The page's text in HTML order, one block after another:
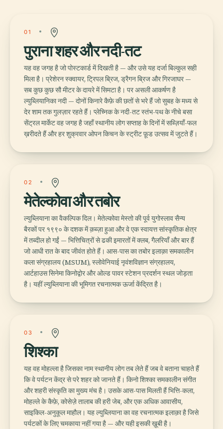
01
पुराना शहर और नदी-तट
यह वह जगह है जो पोस्टकार्ड में दिखती है — और उसे यह दर्जा बिल्कुल सही
मिला है। प्रेशेरन स्क्वायर, ट्रिपल ब्रिज, ड्रैगन ब्रिज और गिरजाघर —
सब कुछ कुछ सौ मीटर के दायरे में सिमटा है। पर असली आकर्षण है
ल्युब्लियानिका नदी — दोनों किनारे कैफ़े की छतों से भरे हैं जो सुबह के मध्य से
देर शाम तक गुलज़ार रहते हैं। प्लेच्निक के नदी-तट स्तंभ-पथ के नीचे बसा
सेंट्रल मार्केट वह जगह है जहाँ स्थानीय लोग सप्ताह के दिनों में सब्ज़ियाँ-फल
ख़रीदते हैं और हर शुक्रवार ओपन किचन के स्ट्रीट फ़ूड उत्सव में जुटते हैं।
02
मेतेल्कोवा और तबोर
ल्युब्लियाना का वैकल्पिक दिल। मेतेल्कोवा मेस्तो की पूर्व युगोस्लाव सैन्य
बैरकों पर १९९० के दशक में क़ब्ज़ा हुआ और वे एक स्वायत्त सांस्कृतिक क्षेत्र
में तब्दील हो गईं — भित्तिचित्रों से ढकी इमारतों में क्लब, गैलरियाँ और बार हैं
जो आधी रात के बाद जीवंत होते हैं। आस-पास का तबोर इलाक़ा समकालीन
कला संग्रहालय (MSUM), स्लोवेनियाई नृवंशविज्ञान संग्रहालय,
आर्टहाउस सिनेमा किनोद्वोर और ओल्ड पावर स्टेशन प्रदर्शन स्थल जोड़ता
है। यहीं ल्युब्लियाना की भूमिगत रचनात्मक ऊर्जा केंद्रित है।
03
शिश्का
यह वह मोहल्ला है जिसका नाम स्थानीय लोग तब लेते हैं जब वे बताना चाहते हैं
कि वे पर्यटन केंद्र से परे शहर को जानते हैं। किनो शिश्का समकालीन संगीत
और शहरी संस्कृति का मुख्य मंच है। उसके आस-पास मिलती हैं भित्ति-कला,
मोहल्ले के कैफ़े, कोसेज़े तालाब की हरी जेब, और एक अधिक आवासीय,
साइकिल-अनुकूल माहौल। यह ल्युब्लियाना का वह रचनात्मक इलाक़ा है जिसे
पर्यटकों के लिए चमकाया नहीं गया है — और यही इसकी ख़ूबी है।